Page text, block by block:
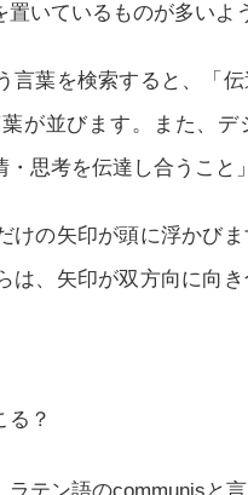
いているものが多いよ
言葉を検索すると、「
が並びます。また、デ
思考を伝達し合うこと
けの矢印が頭に浮かび
は、矢印が双方向に向
る？